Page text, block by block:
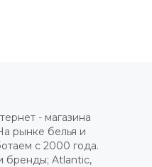
- магазина
рынке белья и
с 2000 года.
бренды; Atlantic,